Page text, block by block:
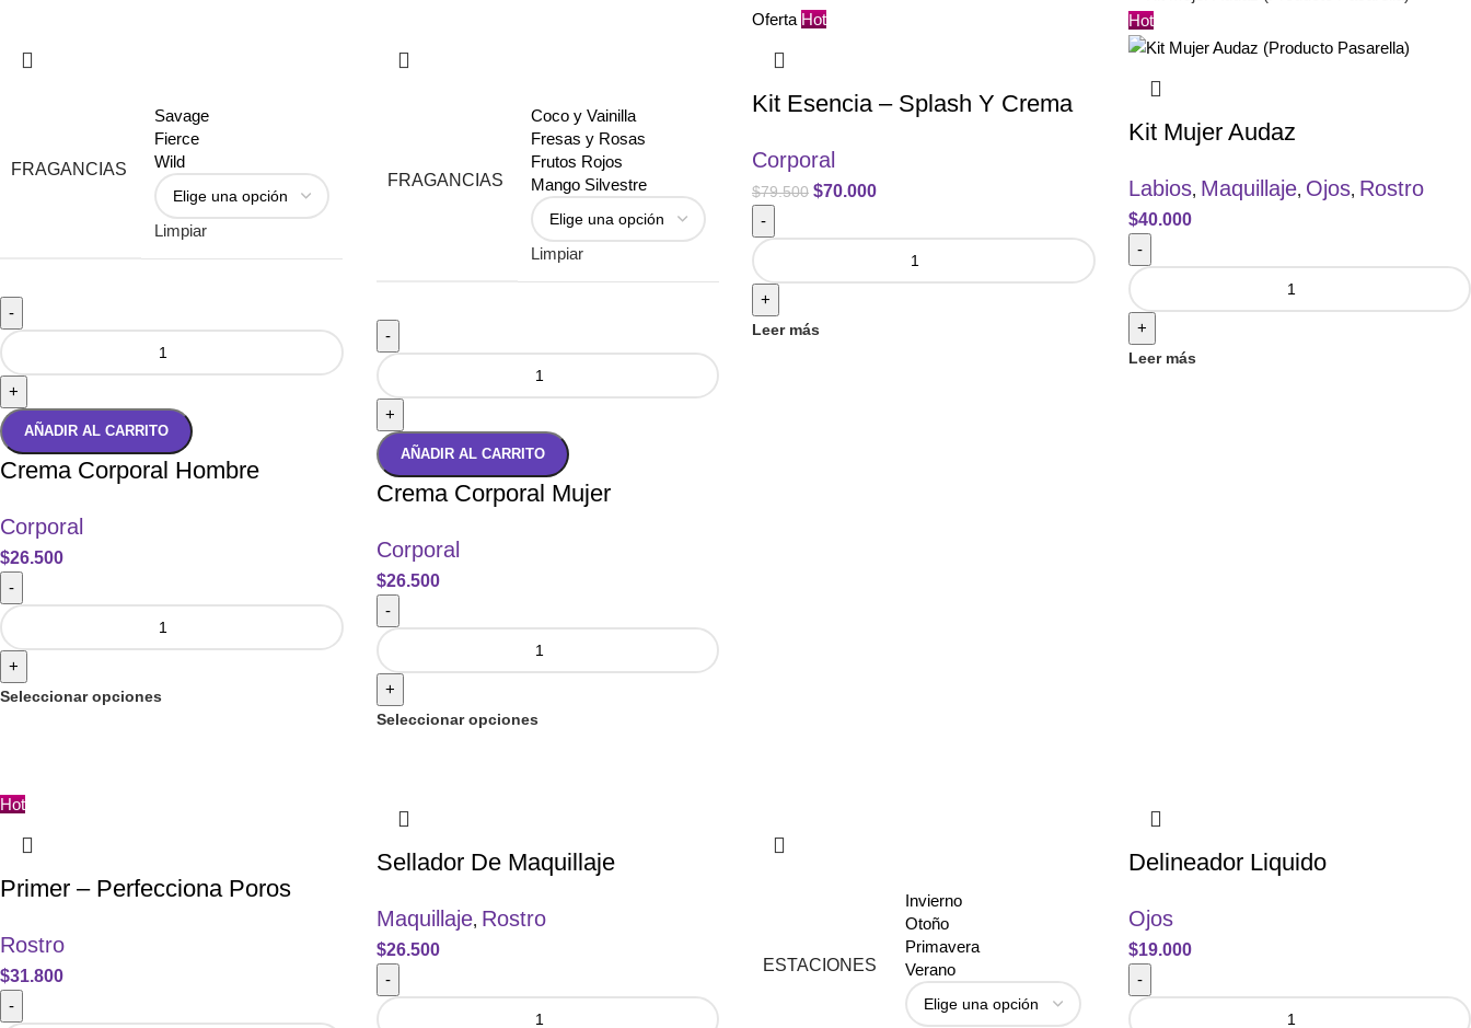
FRAGANCIAS
Savage
Fierce
Wild
Limpiar
-
+
AÑADIR AL CARRITO
Crema Corporal Hombre
Corporal
$26.500
-
+
Seleccionar opciones
FRAGANCIAS
Coco y Vainilla
Fresas y Rosas
Frutos Rojos
Mango Silvestre
Limpiar
-
+
AÑADIR AL CARRITO
Crema Corporal Mujer
Corporal
$26.500
-
+
Seleccionar opciones
Oferta Hot
Kit Esencia – Splash Y Crema
Corporal
$79.500 $70.000
-
+
Leer más
Hot
Kit Mujer Audaz
Labios, Maquillaje, Ojos, Rostro
$40.000
-
+
Leer más
Hot
Primer – Perfecciona Poros
Rostro
$31.800
-
Sellador De Maquillaje
Maquillaje, Rostro
$26.500
-
ESTACIONES
Invierno
Otoño
Primavera
Verano
Delineador Liquido
Ojos
$19.000
-